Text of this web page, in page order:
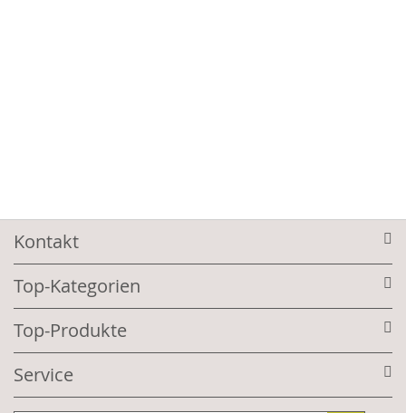
Kontakt
Top-Kategorien
Top-Produkte
Service